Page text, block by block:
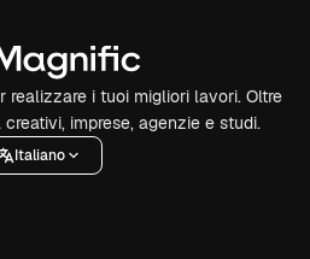
realizzare i tuoi migliori lavori. Oltre
imprese, agenzie e studi.
Italiano